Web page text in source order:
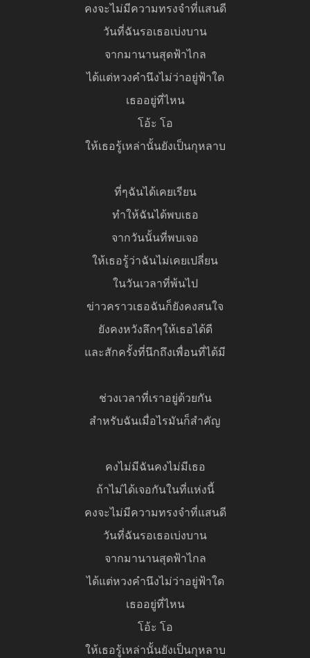
คงจะไม่มีความทรงจำที่แสนดี
วันที่ฉันรอเธอเบ่งบาน
จากมานานสุดฟ้าไกล
ได้แต่หวงคำนึงไม่ว่าอยู่ฟ้าใด
เธออยู่ที่ไหน
โอ้ะ โอ
ให้เธอรู้เหล่านั้นยังเป็นกุหลาบ
ที่ๆฉันได้เคยเรียน
ทำให้ฉันได้พบเธอ
จากวันนั้นที่พบเจอ
ให้เธอรู้ว่าฉันไม่เคยเปลี่ยน
ในวันเวลาที่พ้นไป
ข่าวคราวเธอฉันก็ยังคงสนใจ
ยังคงหวังลึกๆให้เธอได้ดี
และสักครั้งที่นึกถึงเพื่อนที่ได้มี
ช่วงเวลาที่เราอยู่ด้วยกัน
สำหรับฉันเมื่อไรมันก็สำคัญ
คงไม่มีฉันคงไม่มีเธอ
ถ้าไม่ได้เจอกันในที่แห่งนี้
คงจะไม่มีความทรงจำที่แสนดี
วันที่ฉันรอเธอเบ่งบาน
จากมานานสุดฟ้าไกล
ได้แต่หวงคำนึงไม่ว่าอยู่ฟ้าใด
เธออยู่ที่ไหน
โอ้ะ โอ
ให้เธอรู้เหล่านั้นยังเป็นกุหลาบ